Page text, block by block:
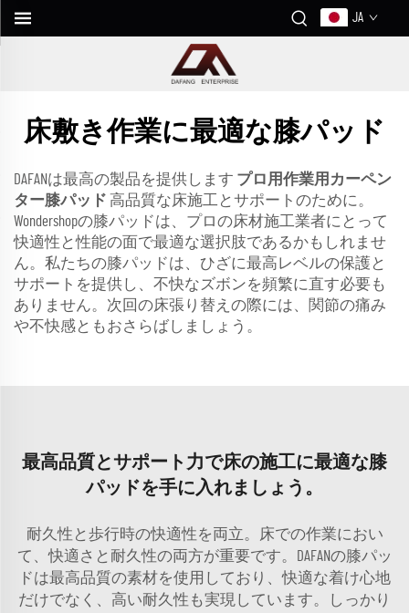
JA
床敷き作業に最適な膝パッド
DAFANは最高の製品を提供します プロ用作業用カーペン
ター膝パッド 高品質な床施工とサポートのために。
Wondershopの膝パッドは、プロの床材施工業者にとって
快適性と性能の面で最適な選択肢であるかもしれませ
ん。私たちの膝パッドは、ひざに最高レベルの保護と
サポートを提供し、不快なズボンを頻繁に直す必要も
ありません。次回の床張り替えの際には、関節の痛み
や不快感ともおさらばしましょう。
最高品質とサポート力で床の施工に最適な膝
パッドを手に入れましょう。
耐久性と歩行時の快適性を両立。床での作業におい
て、快適さと耐久性の両方が重要です。DAFANの膝パッ
ドは最高品質の素材を使用しており、快適な着け心地
だけでなく、高い耐久性も実現しています。しっかり